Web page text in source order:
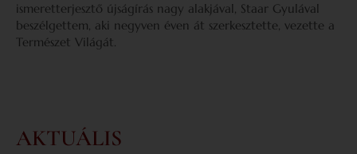
ismeretterjesztő újságírás nagy alakjával, Staar Gyulával
beszélgettem, aki negyven éven át szerkesztette, vezette a
Természet Világát.
AKTUÁLIS